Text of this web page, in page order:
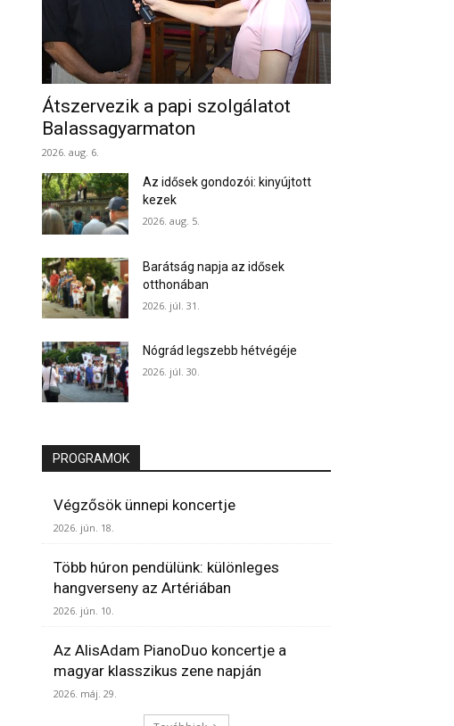
Átszervezik a papi szolgálatot
Balassagyarmaton
2026. aug. 6.
Az idősek gondozói: kinyújtott
kezek
2026. aug. 5.
Barátság napja az idősek
otthonában
2026. júl. 31.
Nógrád legszebb hétvégéje
2026. júl. 30.
PROGRAMOK
Végzősök ünnepi koncertje
2026. jún. 18.
Több húron pendülünk: különleges
hangverseny az Artériában
2026. jún. 10.
Az AlisAdam PianoDuo koncertje a
magyar klasszikus zene napján
2026. máj. 29.